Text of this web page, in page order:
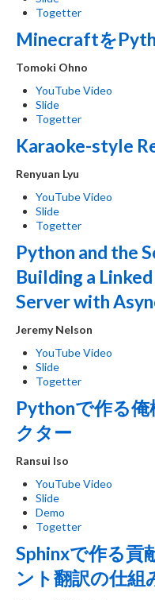
Togetter
Minecraftを
Tomoki Ohno
YouTube Video
Slide
Togetter
Karaoke-style
Renyuan Lyu
YouTube Video
Slide
Togetter
Python and the
Building a
Server with
Jeremy Nelson
YouTube Video
Slide
Togetter
Pythonで作る
クター
Ransui Iso
YouTube Video
Slide
Demo
Togetter
Sphinxで作る貢
ント翻訳の仕組